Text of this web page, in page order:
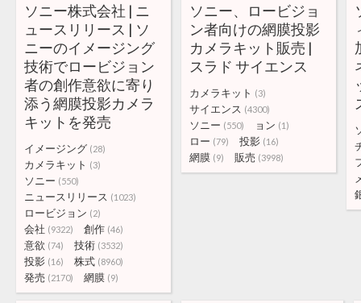
ソニー株式会社 | ニ
ュースリリース | ソ
ニーのイメージング
技術でロービジョン
者の創作意欲に寄り
添う網膜投影カメラ
キットを発売
イメージング (28)
カメラキット (3)
ソニー (550)
ニュースリリース (1023)
ロービジョン (2)
会社 (9322) 創作 (46)
意欲 (74) 技術 (3532)
投影 (16) 株式 (8960)
発売 (2170) 網膜 (9)
ソニー、ロービジョ
ン者向けの網膜投影
カメラキット販売 |
スラド サイエンス
カメラキット (3)
サイエンス (4300)
ソニー (550) ョン (1)
ロー (79) 投影 (16)
網膜 (9) 販売 (3998)